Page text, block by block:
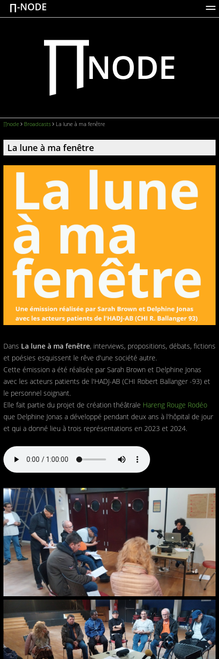
∏-NODE
ACTIONS WORKS DOCUMENTATION
BROADCASTS
∏node Broadcasts La lune à ma fenêtre
La lune à ma fenêtre
Dans La lune à ma fenêtre, interviews, propositions, débats, fictions
et poésies esquissent le rêve d'une société autre.
Cette émission a été réalisée par Sarah Brown et Delphine Jonas
avec les acteurs patients de l'HADJ-AB (CHI Robert Ballanger -93) et
le personnel soignant.
Elle fait partie du projet de création théâtrale Hareng Rouge Rodéo
que Delphine Jonas a développé pendant deux ans à l'hôpital de jour
et qui a donné lieu à trois représentations en 2023 et 2024.